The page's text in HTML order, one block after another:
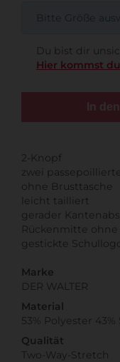
Bitte Größe
Du bist dir
Hier kommst
In
2-Knopf
zwei
ohne Brusttasche
leicht tailliert
gerader
Rückenmitte ohne
gestickte
Marke
DER WALTER
Material
53% Polyester
Qualität
Two-Way-Stretch